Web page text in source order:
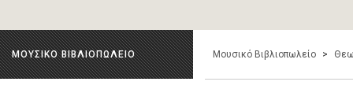
ΜΟΥΣΙΚΟ ΒΙΒΛΙΟΠΩΛΕΙΟ Μουσικό Βιβλιοπωλείο >